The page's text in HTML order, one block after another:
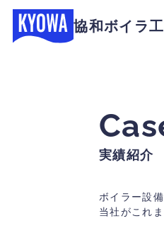
協和ボイラ
実績紹介
ボイラー設
当社がこれ